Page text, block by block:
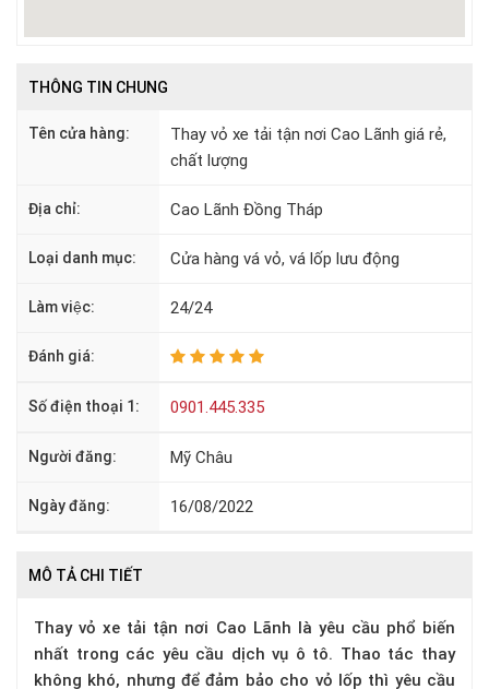
THÔNG TIN CHUNG
Tên cửa hàng:
Thay vỏ xe tải tận nơi Cao Lãnh giá rẻ,
chất lượng
Địa chỉ: Cao Lãnh Đồng Tháp
Loại danh mục: Cửa hàng vá vỏ, vá lốp lưu động
Làm việc: 24/24
Đánh giá:
Số điện thoại 1: 0901.445.335
Người đăng: Mỹ Châu
Ngày đăng: 16/08/2022
MÔ TẢ CHI TIẾT
Thay vỏ xe tải tận nơi Cao Lãnh là yêu cầu phổ biến
nhất trong các yêu cầu dịch vụ ô tô. Thao tác thay
không khó, nhưng để đảm bảo cho vỏ lốp thì yêu cầu